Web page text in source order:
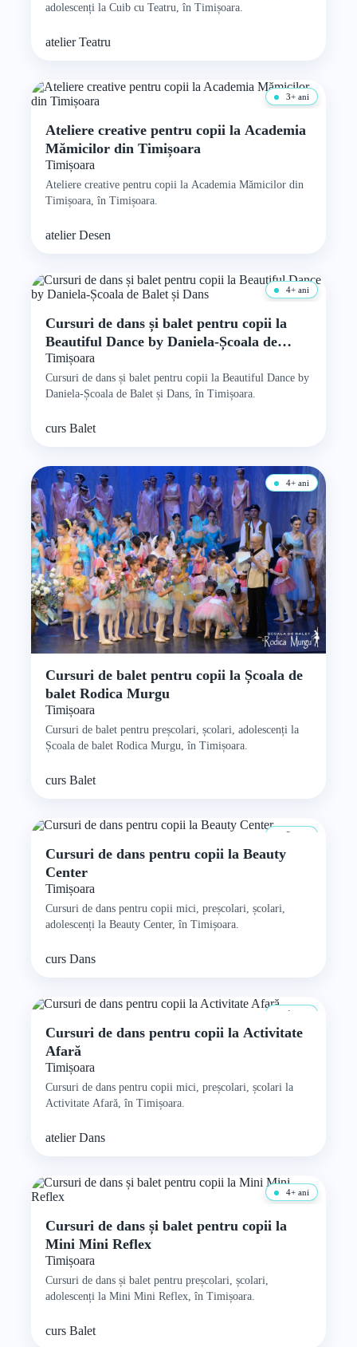
adolescenți la Cuib cu Teatru, în Timișoara.
atelierTeatru
3+ ani
Ateliere creative pentru copii la Academia
Mămicilor din Timișoara
Timișoara
Ateliere creative pentru copii la Academia Mămicilor din
Timișoara, în Timișoara.
atelierDesen
4+ ani
Cursuri de dans și balet pentru copii la
Beautiful Dance by Daniela-Școala de
Balet și Dans
Timișoara
Cursuri de dans și balet pentru copii la Beautiful Dance by
Daniela-Școala de Balet și Dans, în Timișoara.
curs Balet
4+ ani
Cursuri de balet pentru copii la Școala de
balet Rodica Murgu
Timișoara
Cursuri de balet pentru preșcolari, școlari, adolescenți la
Școala de balet Rodica Murgu, în Timișoara.
curs Balet
3+ ani
Cursuri de dans pentru copii la Beauty
Center
Timișoara
Cursuri de dans pentru copii mici, preșcolari, școlari,
adolescenți la Beauty Center, în Timișoara.
curs Dans
4+ ani
Cursuri de dans pentru copii la Activitate
Afară
Timișoara
Cursuri de dans pentru copii mici, preșcolari, școlari la
Activitate Afară, în Timișoara.
atelierDans
4+ ani
Cursuri de dans și balet pentru copii la
Mini Mini Reflex
Timișoara
Cursuri de dans și balet pentru preșcolari, școlari,
adolescenți la Mini Mini Reflex, în Timișoara.
curs Balet